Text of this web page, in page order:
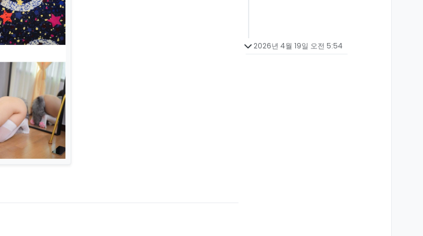
2026년 4월 19일 오전 5:54